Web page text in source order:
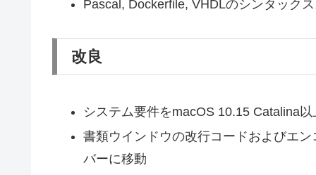
Pascal, Dockerfile, VHDLのシンタック
改良
システム要件をmacOS 10.15 Catalina以
書類ウインドウの改行コードおよびエ
バーに移動